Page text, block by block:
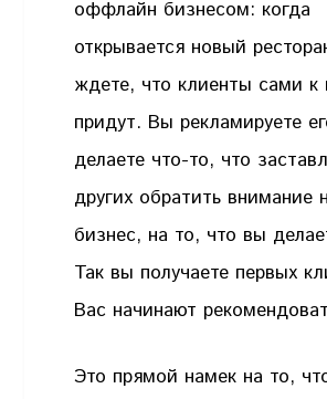
оффлайн бизнесом: когда
открывается новый
ждете, что клиенты сами к
придут. Вы рекламируете
делаете что-то, что
других обратить внимание
бизнес, на то, что вы
Так вы получаете первых
Вас начинают
Это прямой намек на то,